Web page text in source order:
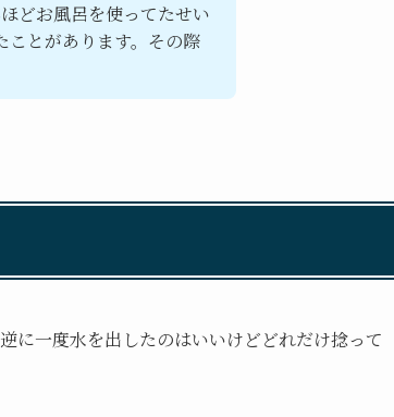
どお風呂を使ってたせい
ことがあります。その際
に一度水を出したのはいいけどどれだけ捻って